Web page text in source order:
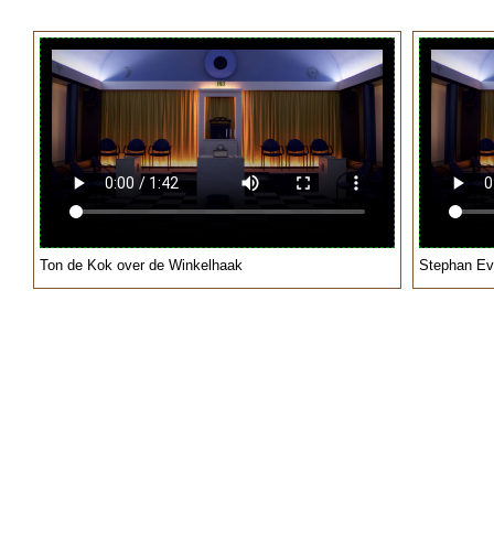
Ton de Kok over de Winkelhaak Stephan